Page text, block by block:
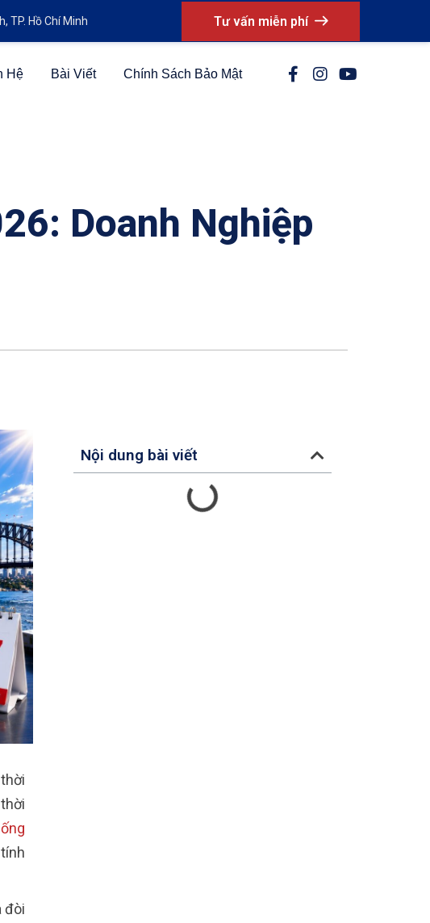
TP. Hồ Chí Minh Tư vấn miễn phí
Hệ Bài Viết Chính Sách Bảo Mật
Doanh Nghiệp
đòi
Nội dung bài viết